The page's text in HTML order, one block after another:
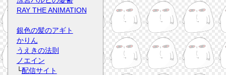
RAY THE ANIMATION
銀色の髪のアギト
かりん
うえきの法則
ノエイン
└配信サイト